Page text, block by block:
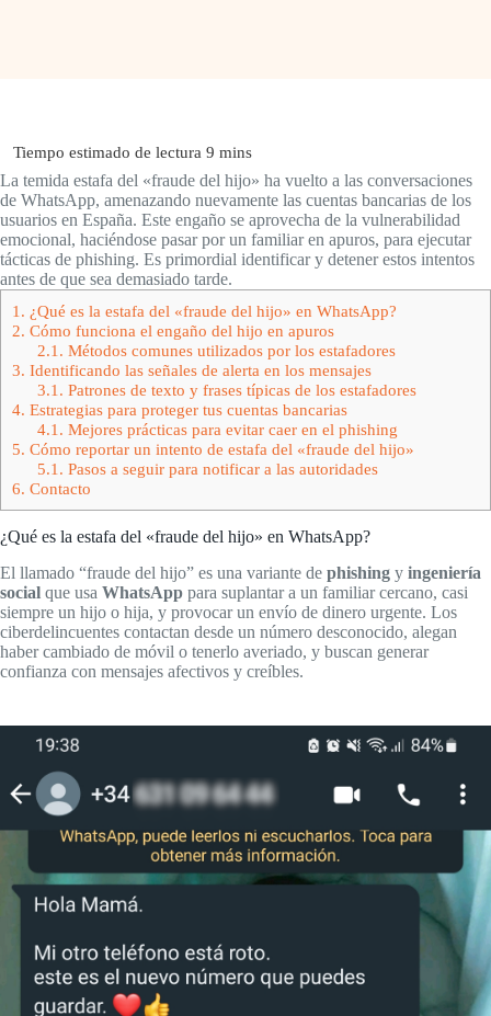
La temida estafa del «fraude del hijo» ha vuelto a las conversaciones
de WhatsApp, amenazando nuevamente las cuentas bancarias de los
usuarios en España. Este engaño se aprovecha de la vulnerabilidad
emocional, haciéndose pasar por un familiar en apuros, para ejecutar
tácticas de phishing. Es primordial identificar y detener estos intentos
antes de que sea demasiado tarde.
1. ¿Qué es la estafa del «fraude del hijo» en WhatsApp?
2. Cómo funciona el engaño del hijo en apuros
2.1. Métodos comunes utilizados por los estafadores
3. Identificando las señales de alerta en los mensajes
3.1. Patrones de texto y frases típicas de los estafadores
4. Estrategias para proteger tus cuentas bancarias
4.1. Mejores prácticas para evitar caer en el phishing
5. Cómo reportar un intento de estafa del «fraude del hijo»
5.1. Pasos a seguir para notificar a las autoridades
6. Contacto
¿Qué es la estafa del «fraude del hijo» en WhatsApp?
El llamado “fraude del hijo” es una variante de phishing y ingeniería
social que usa WhatsApp para suplantar a un familiar cercano, casi
siempre un hijo o hija, y provocar un envío de dinero urgente. Los
ciberdelincuentes contactan desde un número desconocido, alegan
haber cambiado de móvil o tenerlo averiado, y buscan generar
confianza con mensajes afectivos y creíbles.